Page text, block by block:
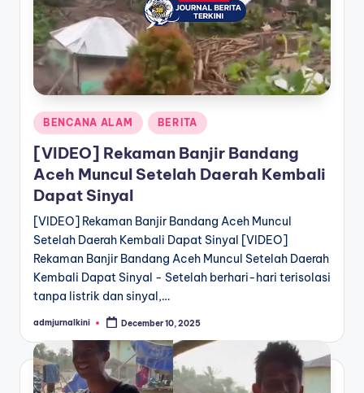
a
T
e
k
n
Posted
in
BENCANA ALAM BERITA
[VIDEO] Rekaman Banjir Bandang
Aceh Muncul Setelah Daerah Kembali
Dapat Sinyal
[VIDEO] Rekaman Banjir Bandang Aceh Muncul
Setelah Daerah Kembali Dapat Sinyal [VIDEO]
Rekaman Banjir Bandang Aceh Muncul Setelah Daerah
Kembali Dapat Sinyal - Setelah berhari-hari terisolasi
tanpa listrik dan sinyal,…
Posted
admjurnalkini December 10, 2025